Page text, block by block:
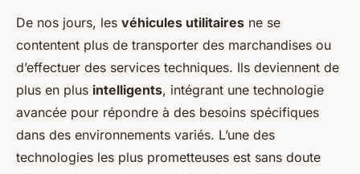
Comment les innovations en
matière de capteurs de
stationnement influencent-
elles la précision du
stationnement automatique
des véhicules utilitaires?
De nos jours, les véhicules utilitaires ne se
contentent plus de transporter des marchandises ou
d’effectuer des services techniques. Ils deviennent de
plus en plus intelligents, intégrant une technologie
avancée pour répondre à des besoins spécifiques
dans des environnements variés. L’une des
technologies les plus prometteuses est sans doute